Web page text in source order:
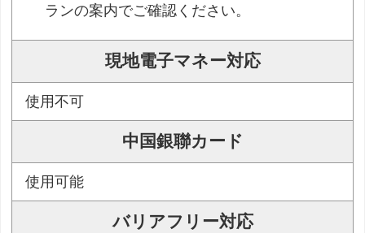
ランの案内でご確認ください。
現地電子マネー対応
使用不可
中国銀聯カード
使用可能
バリアフリー対応